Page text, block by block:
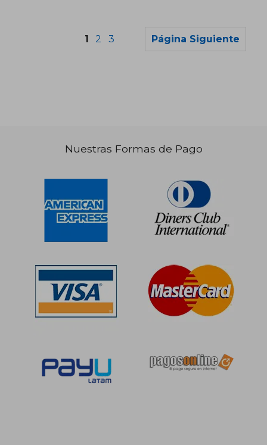
55%
dcto.
1 2 3 Página Siguiente
Nuestras Formas de Pago